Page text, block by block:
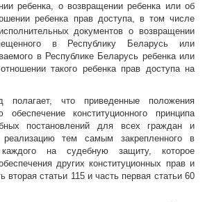
ребенка, о возвращении ребенка или об
ребенка прав доступа, в том числе
документов о возвращении
в Республику Беларусь или
в Республике Беларусь ребенка или
такого ребенка прав доступа на
полагает, что приведенные положения
конституционного принципа
постановлений для всех граждан и
тем самым закрепленного в
каждого на судебную защиту, которое
других конституционных прав и
вторая статьи 115 и часть первая статьи 60